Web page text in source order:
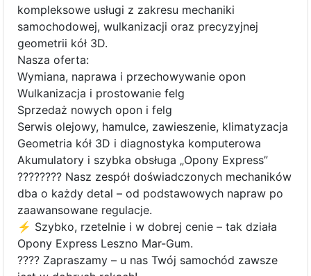
kompleksowe usługi z zakresu mechaniki
samochodowej, wulkanizacji oraz precyzyjnej
geometrii kół 3D.
Nasza oferta:
Wymiana, naprawa i przechowywanie opon
Wulkanizacja i prostowanie felg
Sprzedaż nowych opon i felg
Serwis olejowy, hamulce, zawieszenie, klimatyzacja
Geometria kół 3D i diagnostyka komputerowa
Akumulatory i szybka obsługa „Opony Express”
????‍???? Nasz zespół doświadczonych mechaników
dba o każdy detal – od podstawowych napraw po
zaawansowane regulacje.
⚡ Szybko, rzetelnie i w dobrej cenie – tak działa
Opony Express Leszno Mar-Gum.
???? Zapraszamy – u nas Twój samochód zawsze